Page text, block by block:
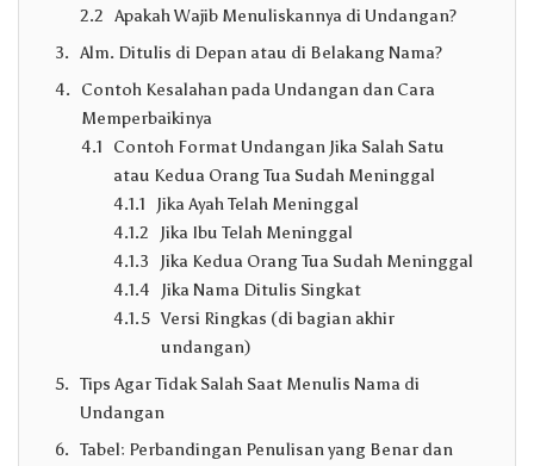
Apakah Wajib Menuliskannya di Undangan?
Alm. Ditulis di Depan atau di Belakang Nama?
Contoh Kesalahan pada Undangan dan Cara
Memperbaikinya
Contoh Format Undangan Jika Salah Satu
atau Kedua Orang Tua Sudah Meninggal
Jika Ayah Telah Meninggal
Jika Ibu Telah Meninggal
Jika Kedua Orang Tua Sudah Meninggal
Jika Nama Ditulis Singkat
Versi Ringkas (di bagian akhir
undangan)
Tips Agar Tidak Salah Saat Menulis Nama di
Undangan
Tabel: Perbandingan Penulisan yang Benar dan